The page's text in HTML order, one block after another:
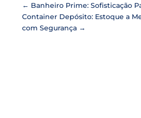
← Banheiro Prime: Sofisticação
Container Depósito: Estoque a
com Segurança→